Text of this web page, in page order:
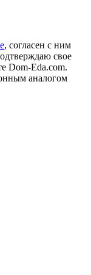
, согласен с ним
свое
Dom-Eda.com.
аналогом